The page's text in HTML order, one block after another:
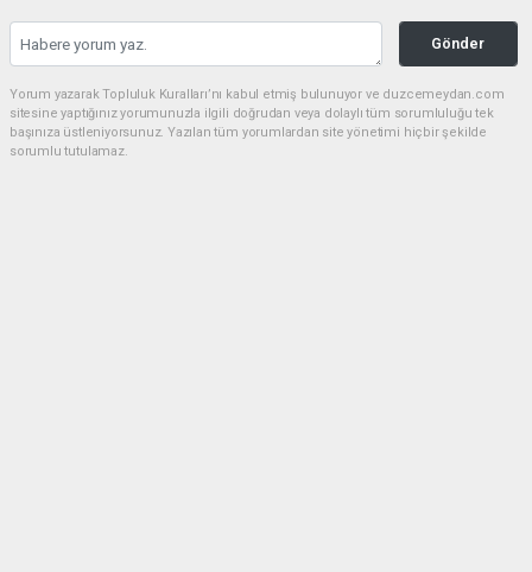
Gönder
Yorum yazarak Topluluk Kuralları’nı kabul etmiş bulunuyor ve duzcemeydan.com
sitesine yaptığınız yorumunuzla ilgili doğrudan veya dolaylı tüm sorumluluğu tek
başınıza üstleniyorsunuz. Yazılan tüm yorumlardan site yönetimi hiçbir şekilde
sorumlu tutulamaz.